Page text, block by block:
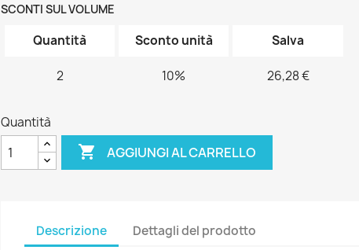
SCONTI SUL VOLUME
Quantità Sconto unità Salva
2 10% 26,28 €
Quantità
 AGGIUNGI AL CARRELLO
Descrizione Dettagli del prodotto